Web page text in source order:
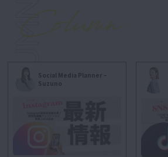
Social Media Planner –
Suzuno